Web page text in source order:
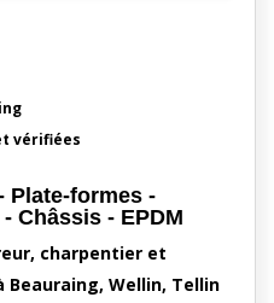
vérifiées
Plate-formes -
Châssis - EPDM
charpentier et
Wellin, Tellin